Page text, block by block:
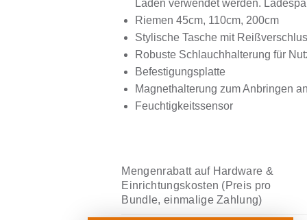
Laden verwendet werden.
Riemen 45cm, 110cm, 200cm
Stylische Tasche mit
Robuste Schlauchhalterung für
Befestigungsplatte
Magnethalterung zum Anbringen
Feuchtigkeitssensor
Mengenrabatt auf Hardware &
Einrichtungskosten (Preis pro
Bundle, einmalige Zahlung)